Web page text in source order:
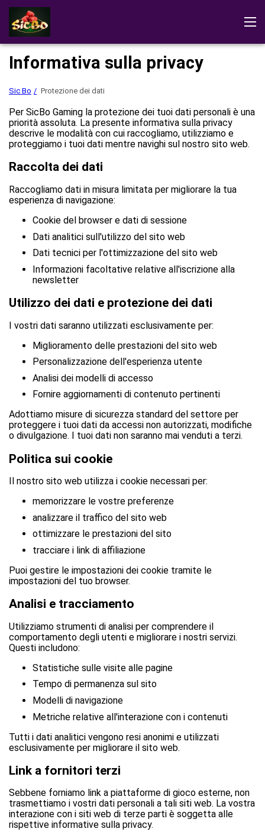
Sic Bo Recensioni Dimostrazione Scarica il gioco
Istruzioni di gioco
Informativa sulla privacy
Sic Bo Protezione dei dati
Per SicBo Gaming la protezione dei tuoi dati personali è una
priorità assoluta. La presente informativa sulla privacy
descrive le modalità con cui raccogliamo, utilizziamo e
proteggiamo i tuoi dati mentre navighi sul nostro sito web.
Raccolta dei dati
Raccogliamo dati in misura limitata per migliorare la tua
esperienza di navigazione:
Cookie del browser e dati di sessione
Dati analitici sull'utilizzo del sito web
Dati tecnici per l'ottimizzazione del sito web
Informazioni facoltative relative all'iscrizione alla
newsletter
Utilizzo dei dati e protezione dei dati
I vostri dati saranno utilizzati esclusivamente per:
Miglioramento delle prestazioni del sito web
Personalizzazione dell'esperienza utente
Analisi dei modelli di accesso
Fornire aggiornamenti di contenuto pertinenti
Adottiamo misure di sicurezza standard del settore per
proteggere i tuoi dati da accessi non autorizzati, modifiche
o divulgazione. I tuoi dati non saranno mai venduti a terzi.
Politica sui cookie
Il nostro sito web utilizza i cookie necessari per:
memorizzare le vostre preferenze
analizzare il traffico del sito web
ottimizzare le prestazioni del sito
tracciare i link di affiliazione
Puoi gestire le impostazioni dei cookie tramite le
impostazioni del tuo browser.
Analisi e tracciamento
Utilizziamo strumenti di analisi per comprendere il
comportamento degli utenti e migliorare i nostri servizi.
Questi includono:
Statistiche sulle visite alle pagine
Tempo di permanenza sul sito
Modelli di navigazione
Metriche relative all'interazione con i contenuti
Tutti i dati analitici vengono resi anonimi e utilizzati
esclusivamente per migliorare il sito web.
Link a fornitori terzi
Sebbene forniamo link a piattaforme di gioco esterne, non
trasmettiamo i vostri dati personali a tali siti web. La vostra
interazione con i siti web di terze parti è soggetta alle
rispettive informative sulla privacy.